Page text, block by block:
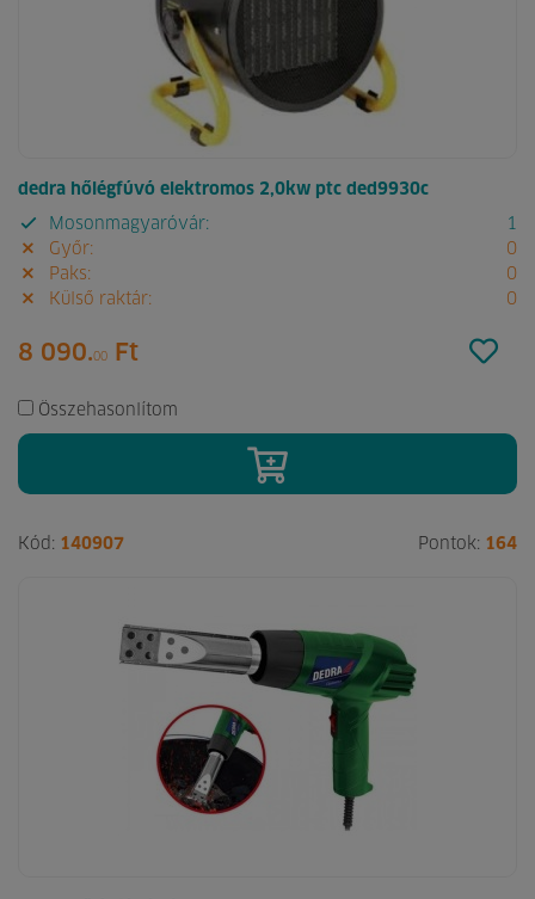
dedra hőlégfúvó elektromos 2,0kw ptc ded9930c
Mosonmagyaróvár:
1
Győr:
0
Paks:
0
Külső raktár:
0
8 090.00 Ft
Összehasonlítom
Kód: 140907 Pontok: 164